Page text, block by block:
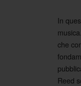
In
che
Reed